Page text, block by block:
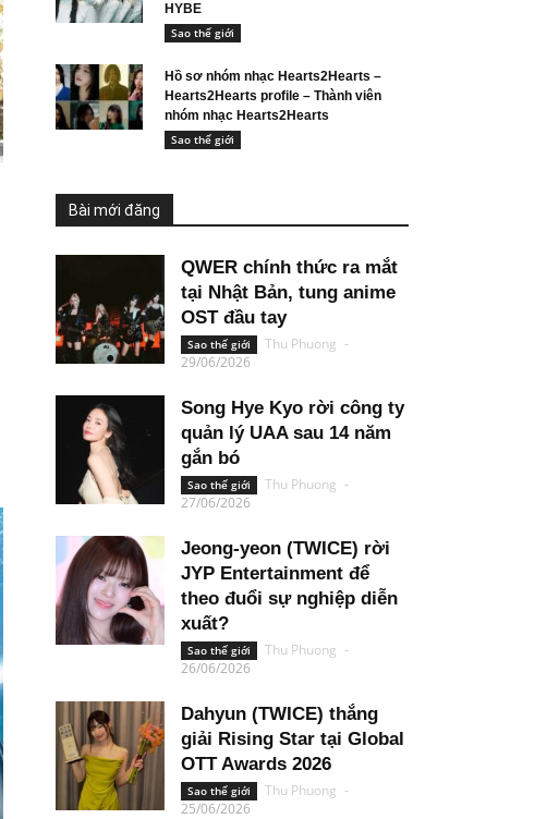
HYBE
Sao thế giới
Hồ sơ nhóm nhạc Hearts2Hearts –
Hearts2Hearts profile – Thành viên
nhóm nhạc Hearts2Hearts
Sao thế giới
Bài mới đăng
QWER chính thức ra mắt
tại Nhật Bản, tung anime
OST đầu tay
Sao thế giới Thu Phuong -
29/06/2026
Song Hye Kyo rời công ty
quản lý UAA sau 14 năm
gắn bó
Sao thế giới Thu Phuong -
27/06/2026
Jeong-yeon (TWICE) rời
JYP Entertainment để
theo đuổi sự nghiệp diễn
xuất?
Sao thế giới Thu Phuong -
26/06/2026
Dahyun (TWICE) thắng
giải Rising Star tại Global
OTT Awards 2026
Sao thế giới Thu Phuong -
25/06/2026